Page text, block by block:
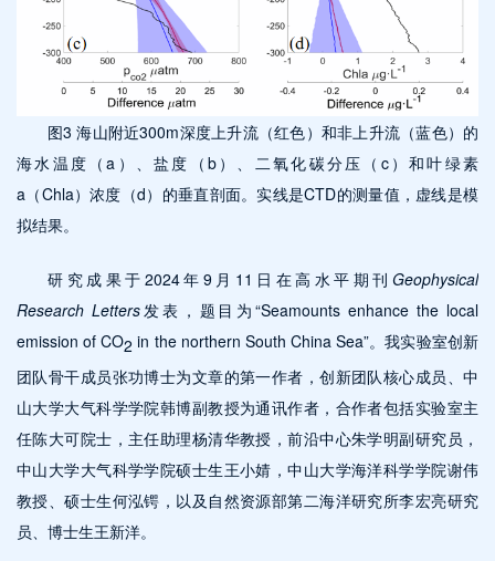
图3 海山附近300m深度上升流（红色）和非上升流（蓝色）的
海水温度（a）、盐度（b）、二氧化碳分压（c）和叶绿素
a（Chla）浓度（d）的垂直剖面。实线是CTD的测量值，虚线是模
拟结果。
研究成果于2024年9月11日在高水平期刊 Geophysical
Research Letters发表，题目为“Seamounts enhance the local
emission of CO2 in the northern South China Sea”。我实验室创新
团队骨干成员张功博士为文章的第一作者，创新团队核心成员、中
山大学大气科学学院韩博副教授为通讯作者，合作者包括实验室主
任陈大可院士，主任助理杨清华教授，前沿中心朱学明副研究员，
中山大学大气科学学院硕士生王小婧，中山大学海洋科学学院谢伟
教授、硕士生何泓锷，以及自然资源部第二海洋研究所李宏亮研究
员、博士生王新洋。